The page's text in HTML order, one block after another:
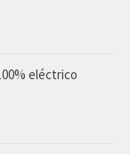
eléctrico